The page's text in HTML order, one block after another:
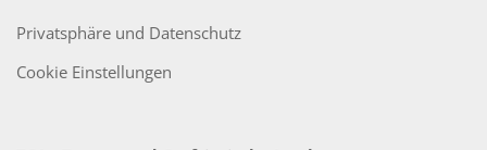
Privatsphäre und Datenschutz
Cookie Einstellungen